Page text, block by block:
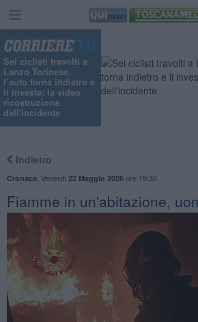
Sei ciclisti travolti a
Lanzo Torinese,
l’auto torna indietro e
li investe: la video
ricostruzione
dell'incidente
Indietro
Cronaca Venerdì 22 Maggio 2026ore 19:30
Fiamme in un'abitazione,